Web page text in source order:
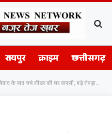
रायपुर क्राइम छत्तीसगढ़
के बाद चर्च लीडर की घर वापसी, बड़े तेवड़ा में बदले हालात